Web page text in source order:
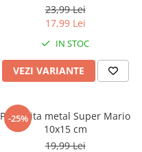
23,99 Lei
17,99 Lei
IN STOC
VEZI VARIANTE
-25%
Pusculita metal Super Mario
10x15 cm
19,99 Lei